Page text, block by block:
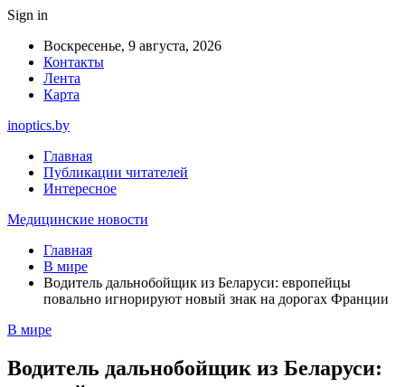
Sign in
Воскресенье, 9 августа, 2026
Контакты
Лента
Карта
inoptics.by
Главная
Публикации читателей
Интересное
Медицинские новости
Главная
В мире
Водитель дальнобойщик из Беларуси: европейцы
повально игнорируют новый знак на дорогах Франции
В мире
Водитель дальнобойщик из Беларуси: